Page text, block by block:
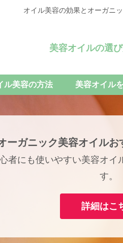
オイル美容の効果とオーガニ
美容オイルの選
ル美容の方法 美容オイル
ーガニック美容オイル
者にも使いやすい美容オイ
す。
詳細はこ